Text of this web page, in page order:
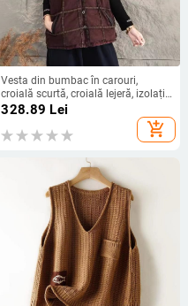
Vesta din bumbac în carouri,
croială scurtă, croială lejeră, izolație
caldă, stil urban
328.89 Lei
add_shopping_cart